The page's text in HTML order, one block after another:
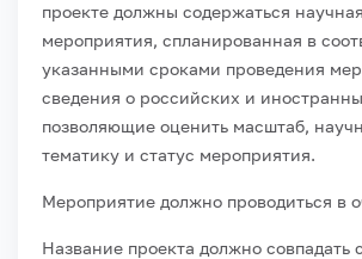
проекте должны содержаться
мероприятия, спланированная в
указанными сроками проведения
сведения о российских и
позволяющие оценить масштаб,
тематику и статус мероприятия.
Мероприятие должно проводиться в
Название проекта должно совпадать